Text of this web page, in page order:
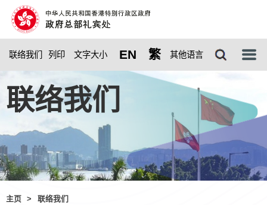
联络我们 列印 文字大小 EN 繁 其他语言
选
联络我们
主页 > 联络我们